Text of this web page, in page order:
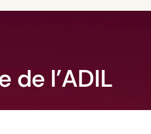
de l'ADIL